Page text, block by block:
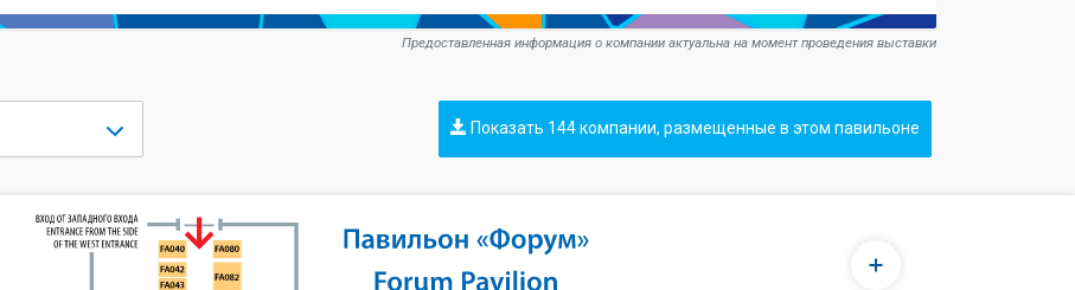
Предоставленная информация о компании актуальна на момент проведения выставки
Показать 144 компании, размещенные в этом павильоне